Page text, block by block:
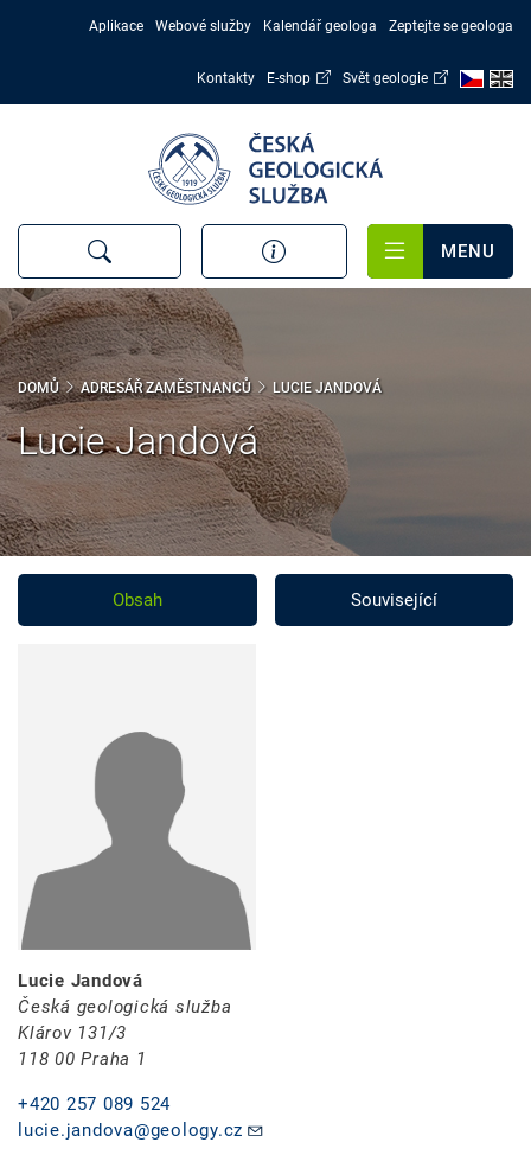
Aplikace Webové služby Kalendář geologa Zeptejte se geologa
Kontakty E-shop Svět geologie
MENU
DOMŮ ADRESÁŘ ZAMĚSTNANCŮ LUCIE JANDOVÁ
Lucie Jandová
Obsah Související
Lucie Jandová
Česká geologická služba
Klárov 131/3
118 00 Praha 1
+420 257 089 524
lucie.jandova@geology.cz